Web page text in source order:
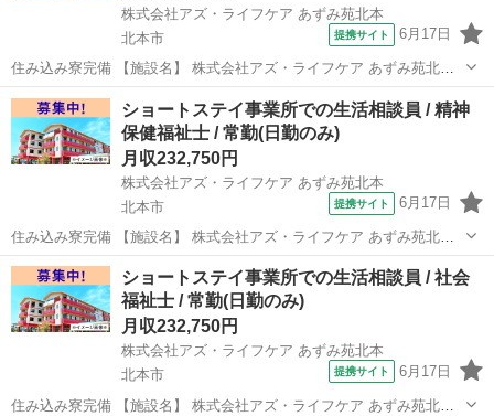
株式会社アズ・ライフケア あずみ苑北本
北本市
提携サイト 6月17日
住み込み寮完備 【施設名】 株式会社アズ・ライフケア あずみ苑北本
【勤務地】 埼玉県 北本市 【アクセス】 北本駅から徒歩21分 北本駅/
桶川駅/鴻巣駅 【雇用形態】常勤(日勤のみ) 【募集職種】生活相談員
【...
埼玉 北本市 介護士
ショートステイ事業所での生活相談員 / 精神
保健福祉士 / 常勤(日勤のみ)
月収232,750円
株式会社アズ・ライフケア あずみ苑北本
北本市
提携サイト 6月17日
住み込み寮完備 【施設名】 株式会社アズ・ライフケア あずみ苑北本
【勤務地】 埼玉県 北本市 【アクセス】 北本駅から徒歩21分 北本駅/
桶川駅/鴻巣駅 【雇用形態】常勤(日勤のみ) 【募集職種】生活相談員
【...
埼玉 北本市 介護士
ショートステイ事業所での生活相談員 / 社会
福祉士 / 常勤(日勤のみ)
月収232,750円
株式会社アズ・ライフケア あずみ苑北本
北本市
提携サイト 6月17日
住み込み寮完備 【施設名】 株式会社アズ・ライフケア あずみ苑北本